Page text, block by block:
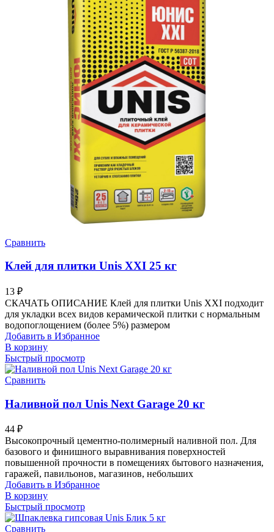
Сравнить
Клей для плитки Unis XXI 25 кг
13 ₽
СКАЧАТЬ ОПИСАНИЕ Клей для плитки Unis XXI подходит
для укладки всех видов керамической плитки с нормальным
водопоглощением (более 5%) размером
Добавить в Избранное
В корзину
Быстрый просмотр
Сравнить
Наливной пол Unis Next Garage 20 кг
44 ₽
Высокопрочный цементно-полимерный наливной пол. Для
базового и финишного выравнивания поверхностей
повышенной прочности в помещениях бытового назначения,
гаражей, павильонов, магазинов, небольших
Добавить в Избранное
В корзину
Быстрый просмотр
Сравнить